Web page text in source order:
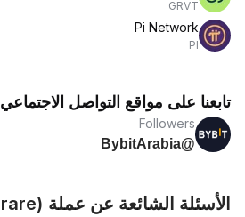
GRVT
Pi Network
PI
تابعنا على مواقع التواصل الاجتماعي
Followers
@BybitArabia
الأسئلة الشائعة عن عملة PRARE (Polkarare)